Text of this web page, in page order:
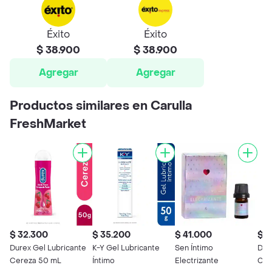
Éxito
$ 38.900
Agregar
Éxito
$ 38.900
Agregar
Productos similares en Carulla
FreshMarket
$ 32.300
Durex Gel Lubricante
Cereza 50 mL
$ 35.200
K-Y Gel Lubricante
Íntimo
$ 41.000
Sen Íntimo
Electrizante
$